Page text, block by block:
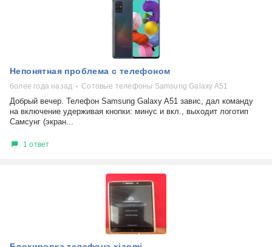
Непонятная проблема с телефоном
более года назад Сотовые телефоны Samsung Galaxy A51
Добрый вечер. Телефон Samsung Galaxy A51 завис, дал команду
на включение удерживая кнопки: минус и вкл., выходит логотип
Самсунг (экран...
1 ответ